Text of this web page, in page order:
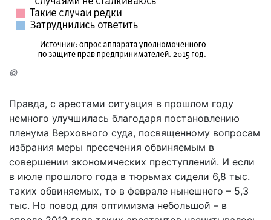
©
Правда, с арестами ситуация в прошлом году
немного улучшилась благодаря постановлению
пленума Верховного суда, посвященному вопросам
избрания меры пресечения обвиняемым в
совершении экономических преступлений. И если
в июле прошлого года в тюрьмах сидели 6,8 тыс.
таких обвиняемых, то в феврале нынешнего – 5,3
тыс. Но повод для оптимизма небольшой – в